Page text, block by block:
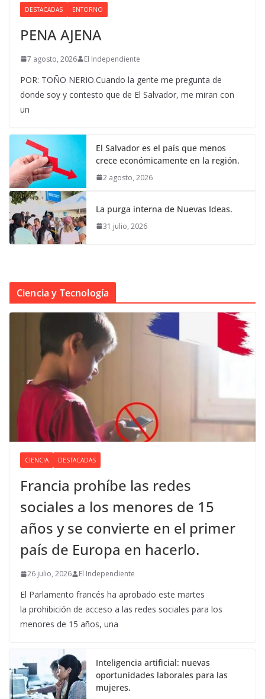
DESTACADAS ENTORNO
PENA AJENA
7 agosto, 2026 El Independiente
POR: TOÑO NERIO.Cuando la gente me pregunta de
donde soy y contesto que de El Salvador, me miran con
un
El Salvador es el país que menos
crece económicamente en la región.
2 agosto, 2026
La purga interna de Nuevas Ideas.
31 julio, 2026
Ciencia y Tecnología
CIENCIA DESTACADAS
Francia prohíbe las redes
sociales a los menores de 15
años y se convierte en el primer
país de Europa en hacerlo.
26 julio, 2026 El Independiente
El Parlamento francés ha aprobado este martes
la prohibición de acceso a las redes sociales para los
menores de 15 años, una
Inteligencia artificial: nuevas
oportunidades laborales para las
mujeres.